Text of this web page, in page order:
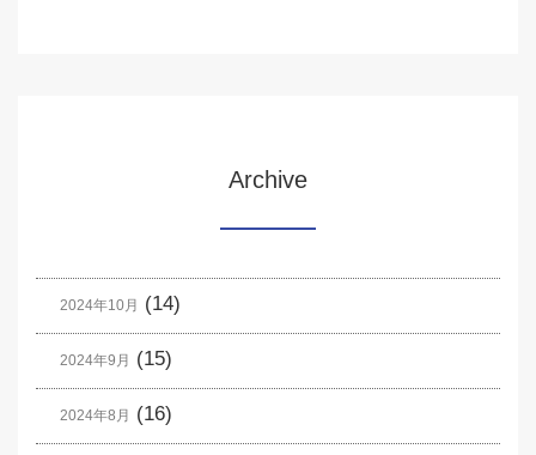
Archive
2024年10月 (14)
2024年9月 (15)
2024年8月 (16)